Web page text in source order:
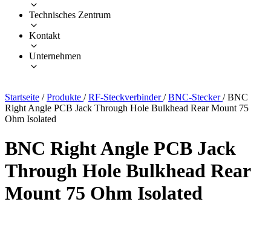
Technisches Zentrum
Kontakt
Unternehmen
Startseite / Produkte / RF-Steckverbinder/ BNC-Stecker/ BNC
Right Angle PCB Jack Through Hole Bulkhead Rear Mount 75
Ohm Isolated
BNC Right Angle PCB Jack
Through Hole Bulkhead Rear
Mount 75 Ohm Isolated